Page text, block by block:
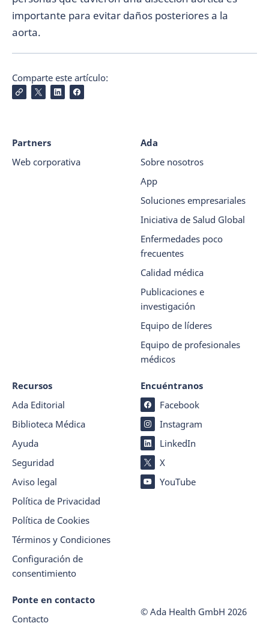
importante para evitar daños posteriores a la
aorta.
Comparte este artículo:
Partners
Web corporativa
Ada
Sobre nosotros
App
Soluciones empresariales
Iniciativa de Salud Global
Enfermedades poco
frecuentes
Calidad médica
Publicaciones e
investigación
Equipo de líderes
Equipo de profesionales
médicos
Recursos
Ada Editorial
Biblioteca Médica
Ayuda
Seguridad
Aviso legal
Política de Privacidad
Política de Cookies
Términos y Condiciones
Configuración de
consentimiento
Encuéntranos
Facebook
Instagram
LinkedIn
X
YouTube
Ponte en contacto
Contacto
© Ada Health GmbH 2026